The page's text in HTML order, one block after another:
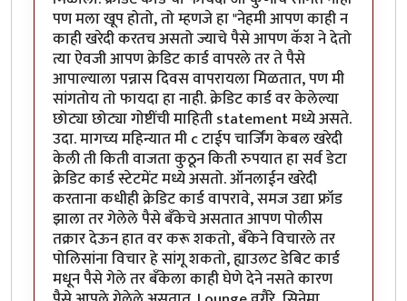
पण मला खूप होतो, तो म्हणजे हा "नेहमी आपण काही न
काही खरेदी करतच असतो ज्याचे पैसे आपण कॅश ने देतो
त्या ऐवजी आपण क्रेडिट कार्ड वापरले तर ते पैसे
आपाल्याला पन्नास दिवस वापरायला मिळतात, पण मी
सांगतोय तो फायदा हा नाही. क्रेडिट कार्ड वर केलेल्या
छोट्या छोट्या गोष्टींची माहिती statement मध्ये असते.
उदा. मागच्य महिन्यात मी c टाईप चार्जिंग केबल खरेदी
केली ती किती वाजता कुठून किती रुपयात हा सर्व डेटा
क्रेडिट कार्ड स्टेटमेंट मध्ये असतो. ऑनलाईन खरेदी
करताना कधीही क्रेडिट कार्ड वापरावे, समज उद्या फ्रॉड
झाला तर गेलेले पैसे बँकेचे असतात आपण पोलीस
तक्रार देऊन हात वर करू शकतो, बँकेने विचारले तर
पोलिसांना विचार हे सांगू शकतो, ह्याउलट डेबिट कार्ड
मधून पैसे गेले तर बँकेला काही घेणे देने नसते कारण